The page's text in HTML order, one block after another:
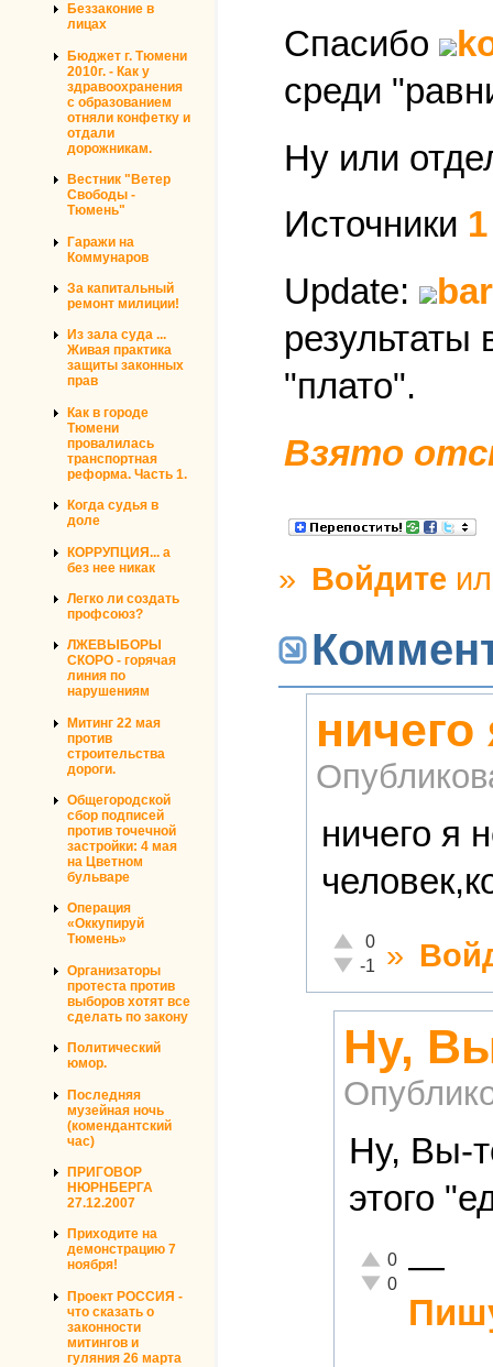
Беззаконие в
лицах
Бюджет г. Тюмени
2010г. - Как у
здравоохранения
с образованием
отняли конфетку и
отдали
дорожникам.
Вестник "Ветер
Свободы -
Тюмень"
Гаражи на
Коммунаров
За капитальный
ремонт милиции!
Из зала суда ...
Живая практика
защиты законных
прав
Как в городе
Тюмени
провалилась
транспортная
реформа. Часть 1.
Когда судья в
доле
КОРРУПЦИЯ... а
без нее никак
Легко ли создать
профсоюз?
ЛЖЕВЫБОРЫ
СКОРО - горячая
линия по
нарушениям
Митинг 22 мая
против
строительства
дороги.
Общегородской
сбор подписей
против точечной
застройки: 4 мая
на Цветном
бульваре
Операция
«Оккупируй
Тюмень»
Организаторы
протеста против
выборов хотят все
сделать по закону
Политический
юмор.
Последняя
музейная ночь
(комендантский
час)
ПРИГОВОР
НЮРНБЕРГА
27.12.2007
Приходите на
демонстрацию 7
ноября!
Проект РОССИЯ -
что сказать о
законности
митингов и
гуляния 26 марта
Спасибо
среди
Ну или
Источники 1
Update:
"плато".
Взято
» Войдите
ничего я
Отлично!
0
Неадекватно!
-1 »
Ну,
Ну, Вы-
этого
Отлично!
0
Неадекватно!
0 —